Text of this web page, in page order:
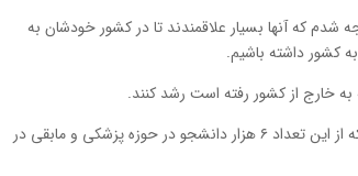
شدم که آنها بسیار علاقمندند تا در کشور خودشان به
کشور داشته باشیم.
به خارج از کشور رفته است رشد کنند.
مشغول به تحصیل هستند که از این تعداد ۶ هزار دانشجو در حوزه پزشکی و مابقی در